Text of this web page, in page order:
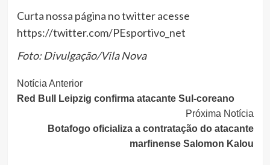
Curta nossa página no twitter acesse
https://twitter.com/PEsportivo_net
Foto: Divulgação/Vila Nova
Continue
Lendo
Notícia Anterior
Red Bull Leipzig confirma atacante Sul-coreano
Próxima Notícia
Botafogo oficializa a contratação do atacante
marfinense Salomon Kalou